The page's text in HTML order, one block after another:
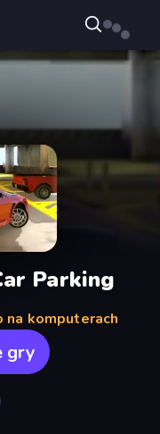
Parking
komputerach
gry